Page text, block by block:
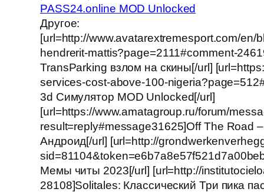
PASS24.online MOD Unlocked
Другое:
[url=http://www.avatarextremesport.com/en/
hendrerit-mattis?page=2111#comment-
TransParking взлом на скины[/url]
services-cost-above-100-
3d Симулятор MOD Unlocked[/url]
[url=https://www.amatagroup.ru/forum/
result=reply#message31625]Off The Road
Андроид[/url] [url=http://
Мемы читы 2023[/url] [url=http://
28108]Solitales: Классический Три пика